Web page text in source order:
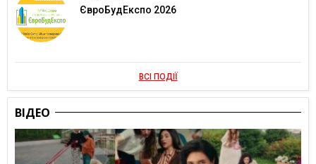
ЄвроБудЕкспо 2026
ВСІ ПОДІЇ
ВІДЕО